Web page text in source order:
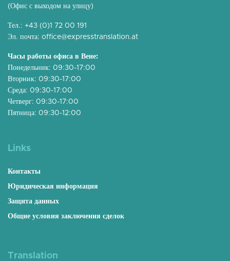
(Офис с выходом на улицу)
Тел.: +43 (0)1 72 00 191
Эл. почта: office@expresstranslation.at
Часы работы офиса в Вене:
Понедельник: 09:30-17:00
Вторник: 09:30-17:00
Среда: 09:30-17:00
Четверг: 09:30-17:00
Пятница: 09:30-12:00
Links
Контакты
Юридическая информация
Защита данных
Общие условия заключения сделок
Translation